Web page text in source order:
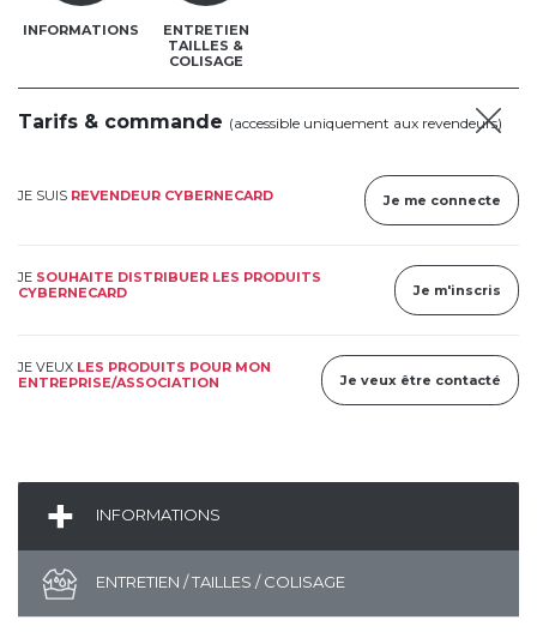
INFORMATIONS
ENTRETIEN
TAILLES &
COLISAGE
Tarifs & commande (accessible uniquement aux revendeurs)
JE SUIS REVENDEUR CYBERNECARD Je me connecte
JE SOUHAITE DISTRIBUER LES PRODUITS
CYBERNECARD
Je m'inscris
JE VEUX LES PRODUITS POUR MON
ENTREPRISE/ASSOCIATION
Je veux être contacté
INFORMATIONS
ENTRETIEN / TAILLES / COLISAGE